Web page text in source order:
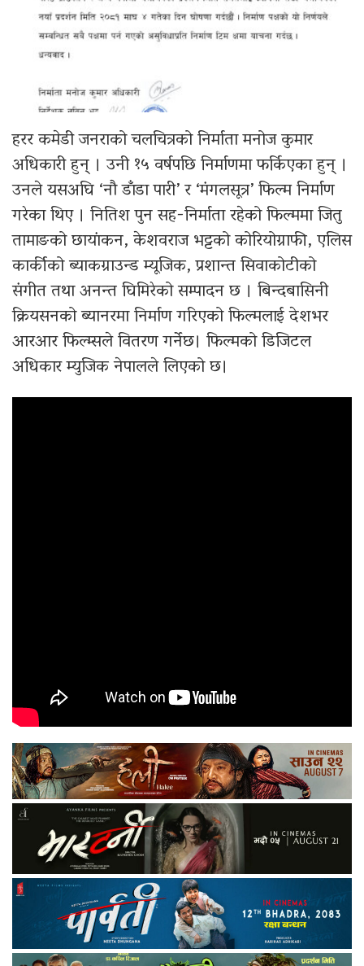
हरर कमेडी जनराको चलचित्रको निर्माता मनोज कुमार
अधिकारी हुन् । उनी १५ वर्षपछि निर्माणमा फर्किएका हुन् ।
उनले यसअघि ‘नौ डाँडा पारी’ र ‘मंगलसूत्र’ फिल्म निर्माण
गरेका थिए । नितिश पुन सह-निर्माता रहेको फिल्ममा जितु
तामाङको छायांकन, केशवराज भट्टको कोरियोग्राफी, एलिस
कार्कीको ब्याकग्राउन्ड म्यूजिक, प्रशान्त सिवाकोटीको
संगीत तथा अनन्त घिमिरेको सम्पादन छ । बिन्दबासिनी
क्रियसनको ब्यानरमा निर्माण गरिएको फिल्मलाई देशभर
आरआर फिल्म्सले वितरण गर्नेछ। फिल्मको डिजिटल
अधिकार म्युजिक नेपालले लिएको छ।